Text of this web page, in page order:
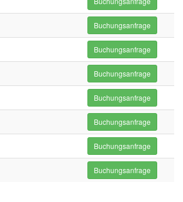
Buchungsanfrage
Buchungsanfrage
Buchungsanfrage
Buchungsanfrage
Buchungsanfrage
Buchungsanfrage
Buchungsanfrage